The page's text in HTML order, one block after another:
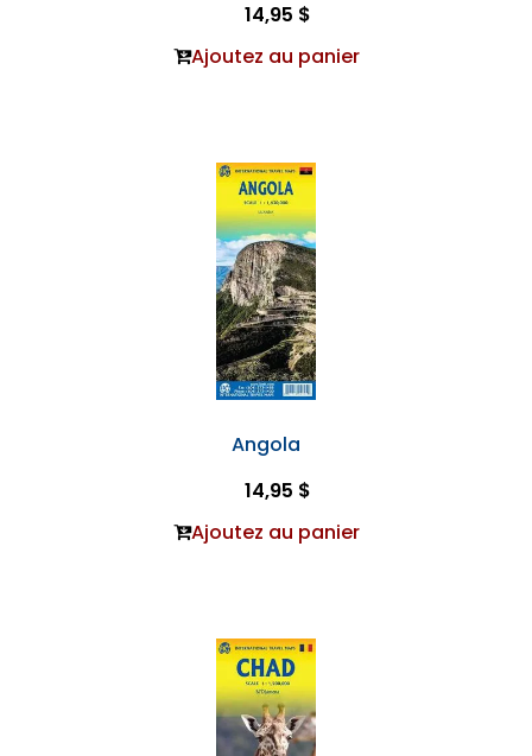
14,95 $
Ajoutez au panier
Angola
14,95 $
Ajoutez au panier